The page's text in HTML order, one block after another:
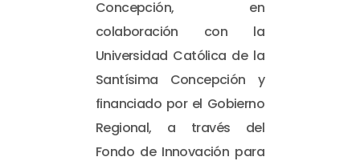
Concepción, en
colaboración con la
Universidad Católica de la
Santísima Concepción y
financiado por el Gobierno
Regional, a través del
Fondo de Innovación para